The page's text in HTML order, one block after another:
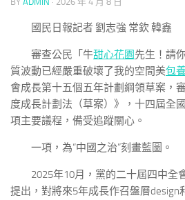
國民日報記者 劉志強 常欽 韓鑫
審查公民「牛甜心花園先生！請
質波動已經嚴重破壞了我的空間美包
會成長第十五個五年計劃綱領草案，
度成長計劃法（草案）》，十四屆全
項主要議程，備受追蹤關心。
一項，為“中國之治”刻畫藍圖。
2025年10月，黨的二十屆四中全
提出，對將來5年成長作召盤層design